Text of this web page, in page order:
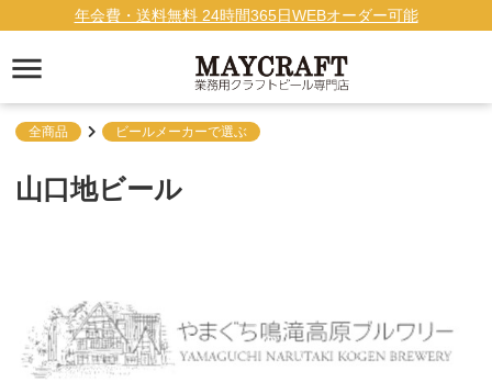
年会費・送料無料 24時間365日WEBオーダー可能
全商品 ビールメーカーで選ぶ
山口地ビール